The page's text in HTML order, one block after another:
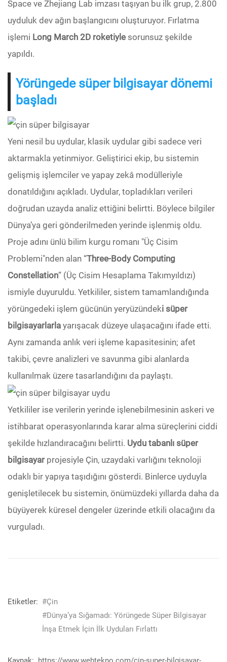
Space ve Zhejiang Lab imzası taşıyan bu ilk grup, 2.800
uyduluk dev ağın başlangıcını oluşturuyor. Fırlatma
işlemi Long March 2D roketiyle sorunsuz şekilde
yapıldı.
Yörüngede süper bilgisayar dönemi
başladı
Yeni nesil bu uydular, klasik uydular gibi sadece veri
aktarmakla yetinmiyor. Geliştirici ekip, bu sistemin
gelişmiş işlemciler ve yapay zekâ modülleriyle
donatıldığını açıkladı. Uydular, topladıkları verileri
doğrudan uzayda analiz ettiğini belirtti. Böylece bilgiler
Dünya’ya geri gönderilmeden yerinde işlenmiş oldu.
Proje adını ünlü bilim kurgu romanı "Üç Cisim
Problemi"nden alan “Three-Body Computing
Constellation” (Üç Cisim Hesaplama Takımyıldızı)
ismiyle duyuruldu. Yetkililer, sistem tamamlandığında
yörüngedeki işlem gücünün yeryüzündeki süper
bilgisayarlarla yarışacak düzeye ulaşacağını ifade etti.
Aynı zamanda anlık veri işleme kapasitesinin; afet
takibi, çevre analizleri ve savunma gibi alanlarda
kullanılmak üzere tasarlandığını da paylaştı.
Yetkililer ise verilerin yerinde işlenebilmesinin askeri ve
istihbarat operasyonlarında karar alma süreçlerini ciddi
şekilde hızlandıracağını belirtti. Uydu tabanlı süper
bilgisayarprojesiyle Çin, uzaydaki varlığını teknoloji
odaklı bir yapıya taşıdığını gösterdi. Binlerce uyduyla
genişletilecek bu sistemin, önümüzdeki yıllarda daha da
büyüyerek küresel dengeler üzerinde etkili olacağını da
vurguladı.
Etiketler: #Çin
#Dünya’ya Sığamadı: Yörüngede Süper Bilgisayar
İnşa Etmek İçin İlk Uyduları Fırlattı